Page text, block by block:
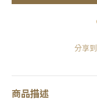
分享到
商品描述